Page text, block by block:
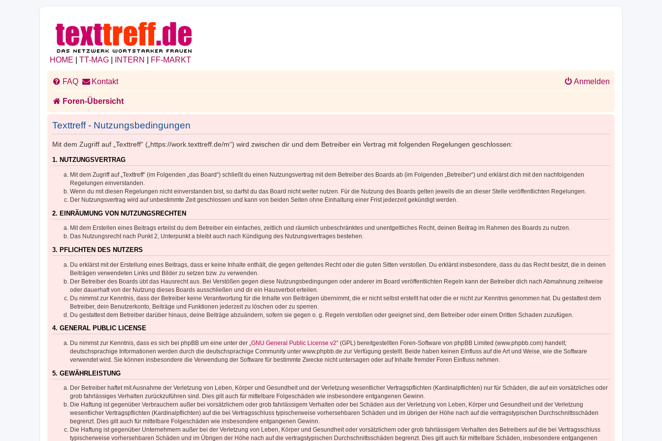
HOME TT-MAG INTERN FF-MARKT
FAQ Kontakt Anmelden
Foren-Übersicht
Texttreff - Nutzungsbedingungen
Mit dem Zugriff auf „Texttreff“ („https://work.texttreff.de/m“) wird zwischen dir und dem Betreiber ein Vertrag mit folgenden Regelungen geschlossen:
1. NUTZUNGSVERTRAG
Mit dem Zugriff auf „Texttreff“ (im Folgenden „das Board“) schließt du einen Nutzungsvertrag mit dem Betreiber des Boards ab (im Folgenden „Betreiber“) und erklärst dich mit den nachfolgenden
Regelungen einverstanden.
Wenn du mit diesen Regelungen nicht einverstanden bist, so darfst du das Board nicht weiter nutzen. Für die Nutzung des Boards gelten jeweils die an dieser Stelle veröffentlichten Regelungen.
Der Nutzungsvertrag wird auf unbestimmte Zeit geschlossen und kann von beiden Seiten ohne Einhaltung einer Frist jederzeit gekündigt werden.
2. EINRÄUMUNG VON NUTZUNGSRECHTEN
Mit dem Erstellen eines Beitrags erteilst du dem Betreiber ein einfaches, zeitlich und räumlich unbeschränktes und unentgeltliches Recht, deinen Beitrag im Rahmen des Boards zu nutzen.
Das Nutzungsrecht nach Punkt 2, Unterpunkt a bleibt auch nach Kündigung des Nutzungsvertrages bestehen.
3. PFLICHTEN DES NUTZERS
Du erklärst mit der Erstellung eines Beitrags, dass er keine Inhalte enthält, die gegen geltendes Recht oder die guten Sitten verstoßen. Du erklärst insbesondere, dass du das Recht besitzt, die in deinen
Beiträgen verwendeten Links und Bilder zu setzen bzw. zu verwenden.
Der Betreiber des Boards übt das Hausrecht aus. Bei Verstößen gegen diese Nutzungsbedingungen oder anderer im Board veröffentlichten Regeln kann der Betreiber dich nach Abmahnung zeitweise
oder dauerhaft von der Nutzung dieses Boards ausschließen und dir ein Hausverbot erteilen.
Du nimmst zur Kenntnis, dass der Betreiber keine Verantwortung für die Inhalte von Beiträgen übernimmt, die er nicht selbst erstellt hat oder die er nicht zur Kenntnis genommen hat. Du gestattest dem
Betreiber, dein Benutzerkonto, Beiträge und Funktionen jederzeit zu löschen oder zu sperren.
Du gestattest dem Betreiber darüber hinaus, deine Beiträge abzuändern, sofern sie gegen o. g. Regeln verstoßen oder geeignet sind, dem Betreiber oder einem Dritten Schaden zuzufügen.
4. GENERAL PUBLIC LICENSE
Du nimmst zur Kenntnis, dass es sich bei phpBB um eine unter der „GNU General Public License v2“ (GPL) bereitgestellten Foren-Software von phpBB Limited (www.phpbb.com) handelt;
deutschsprachige Informationen werden durch die deutschsprachige Community unter www.phpbb.de zur Verfügung gestellt. Beide haben keinen Einfluss auf die Art und Weise, wie die Software
verwendet wird. Sie können insbesondere die Verwendung der Software für bestimmte Zwecke nicht untersagen oder auf Inhalte fremder Foren Einfluss nehmen.
5. GEWÄHRLEISTUNG
Der Betreiber haftet mit Ausnahme der Verletzung von Leben, Körper und Gesundheit und der Verletzung wesentlicher Vertragspflichten (Kardinalpflichten) nur für Schäden, die auf ein vorsätzliches oder
grob fahrlässiges Verhalten zurückzuführen sind. Dies gilt auch für mittelbare Folgeschäden wie insbesondere entgangenen Gewinn.
Die Haftung ist gegenüber Verbrauchern außer bei vorsätzlichem oder grob fahrlässigem Verhalten oder bei Schäden aus der Verletzung von Leben, Körper und Gesundheit und der Verletzung
wesentlicher Vertragspflichten (Kardinalpflichten) auf die bei Vertragsschluss typischerweise vorhersehbaren Schäden und im übrigen der Höhe nach auf die vertragstypischen Durchschnittsschäden
begrenzt. Dies gilt auch für mittelbare Folgeschäden wie insbesondere entgangenen Gewinn.
Die Haftung ist gegenüber Unternehmern außer bei der Verletzung von Leben, Körper und Gesundheit oder vorsätzlichem oder grob fahrlässigem Verhalten des Betreibers auf die bei Vertragsschluss
typischerweise vorhersehbaren Schäden und im Übrigen der Höhe nach auf die vertragstypischen Durchschnittsschäden begrenzt. Dies gilt auch für mittelbare Schäden, insbesondere entgangenen